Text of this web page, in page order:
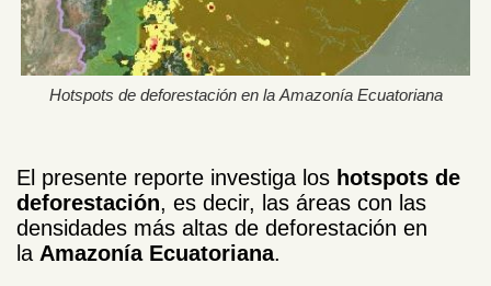
Hotspots de deforestación en la Amazonía Ecuatoriana
El presente reporte investiga los hotspots de
deforestación, es decir, las áreas con las
densidades más altas de deforestación en
la Amazonía Ecuatoriana.